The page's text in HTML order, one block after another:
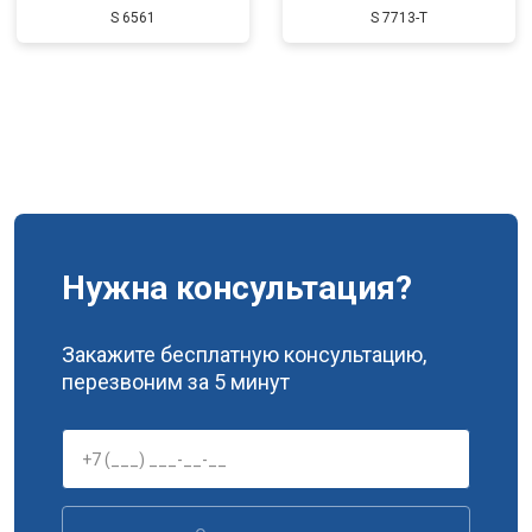
S 6561 S 7713-T
Нужна консультация?
Закажите бесплатную консультацию,
перезвоним за 5 минут